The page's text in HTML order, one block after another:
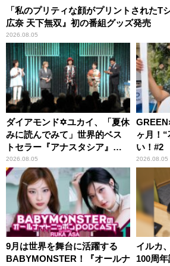
「私のプリティな顔がプリントされたT
広奈 天下無双』初の番組グッズ発売
2026.08.05
ダイアモンド✡ユカイ、「夏休
みに読んでみて」世界的ベス
トセラー『アナスタシア』を
紹介
2026.08.05
ヶ月！
い！#2
2026.08.05
9月は世界を舞台に活躍する
BABYMONSTER！『オールナ
イルカ
100周